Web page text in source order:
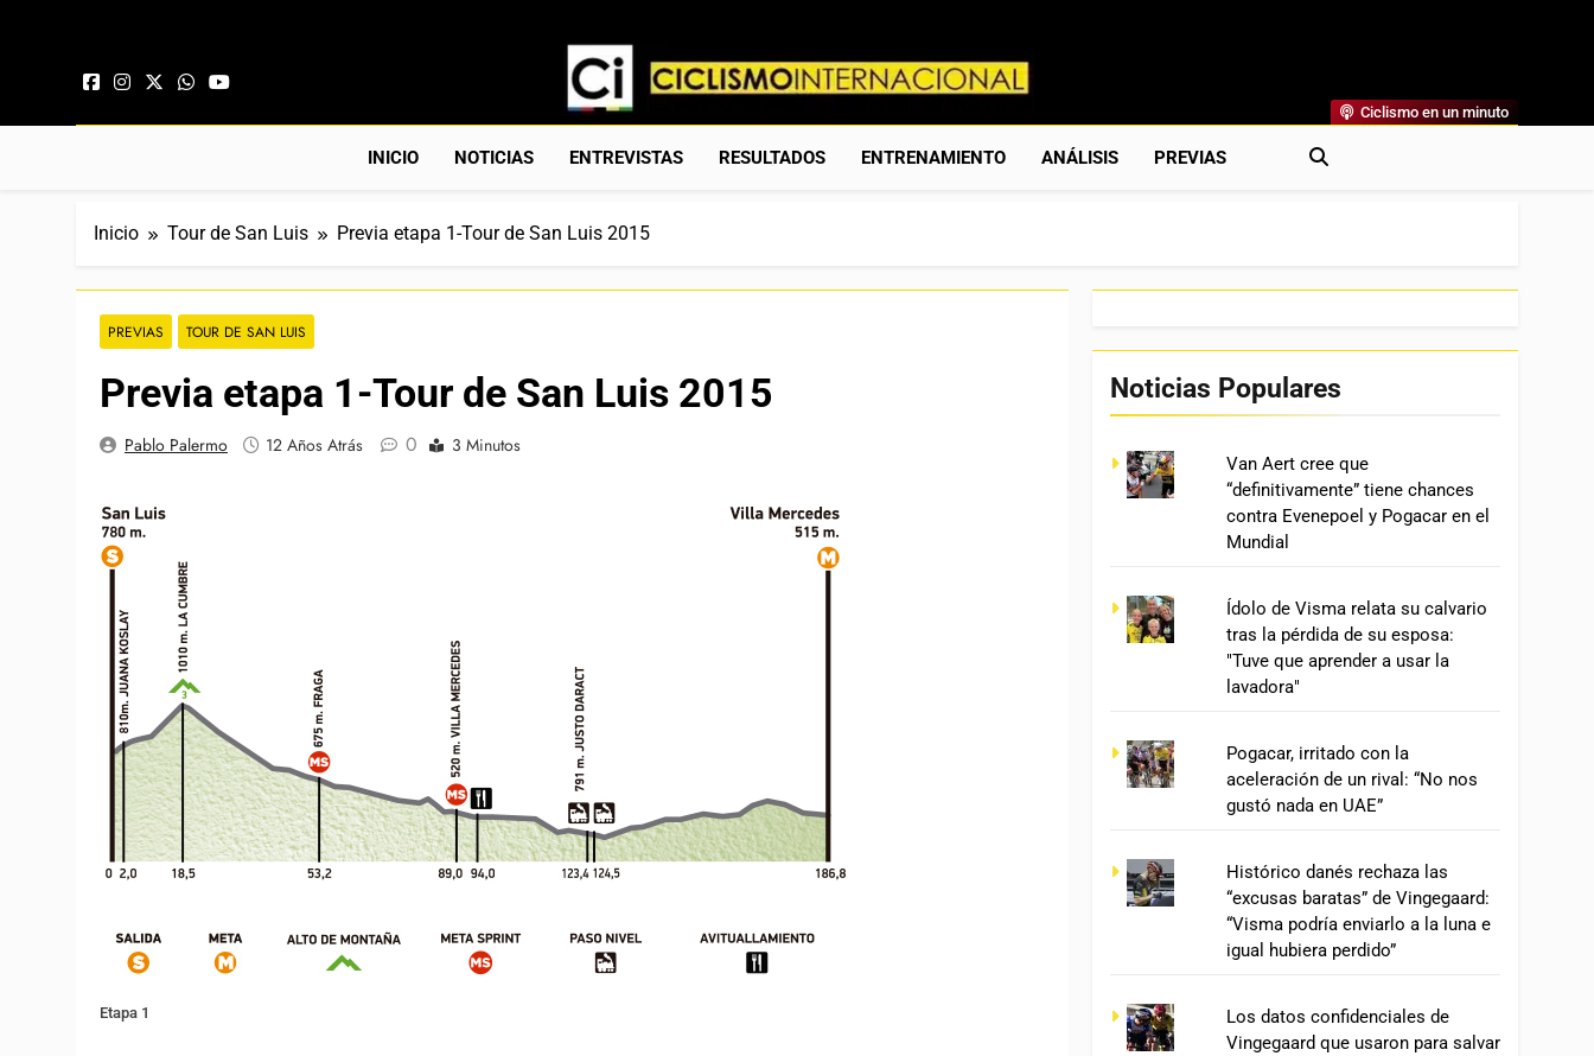
Ciclismo Internacional
Web Dedicada Al Ciclismo Mundial. Entrevistas, Análisis, Crónicas, Previas Y Más. La Web Ciclista De Referencia.
Ciclismo en un minuto
INICIO NOTICIAS ENTREVISTAS RESULTADOS ENTRENAMIENTO ANÁLISIS PREVIAS
Inicio Tour de San Luis Previa etapa 1-Tour de San Luis 2015
PREVIAS TOUR DE SAN LUIS
Previa etapa 1-Tour de San Luis 2015
Pablo Palermo 12 Años Atrás 0 3 Minutos
Etapa 1
Noticias Populares
Van Aert cree que
“definitivamente” tiene chances
contra Evenepoel y Pogacar en el
Mundial
Ídolo de Visma relata su calvario
tras la pérdida de su esposa:
"Tuve que aprender a usar la
lavadora"
Pogacar, irritado con la
aceleración de un rival: “No nos
gustó nada en UAE”
Histórico danés rechaza las
“excusas baratas” de Vingegaard:
“Visma podría enviarlo a la luna e
igual hubiera perdido”
Los datos confidenciales de
Vingegaard que usaron para salvar